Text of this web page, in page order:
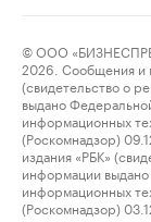
© ООО
2026. Сообщения и
(свидетельство о
выдано
информационных
(Роскомнадзор)
издания «РБК»
информации
информационных
(Роскомнадзор)